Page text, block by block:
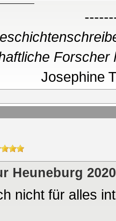
Josephine
Heuneburg 2020
nicht für alles